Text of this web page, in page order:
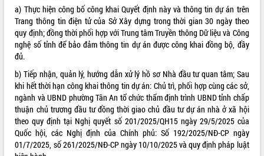
Phó Chủ tịch UBND tỉnh Đắk Lắk
Trương Công Thái kiểm tra thực địa
Dự án cao tốc Khánh Hòa - Buôn Ma
Thuột
Định vị cà phê Việt Nam như một “di
sản sống” trong dòng chảy toàn cầu
Xây dựng nông thôn mới: Nâng cao đời
sống người dân từ những mô hình thiết
thực
Quyết liệt tháo gỡ vướng mắc, đẩy
nhanh tiến độ các dự án trọng điểm
trong Khu kinh tế Nam Phú Yên
a) Thực hiện công bố công khai Quyết định này và thông tin dự án trên
Trang thông tin điện tử của Sở Xây dựng trong thời gian 30 ngày theo
quy định; đồng thời phối hợp với Trung tâm Truyền thông Dữ liệu và Công
nghệ số tỉnh để bảo đảm thông tin dự án được công khai đồng bộ, đầy
đủ.
b) Tiếp nhận, quản lý, hướng dẫn xử lý hồ sơ Nhà đầu tư quan tâm; Sau
khi hết thời hạn công khai thông tin dự án: Chủ trì, phối hợp cùng các sở,
ngành và UBND phường Tân An tổ chức thẩm định trình UBND tỉnh chấp
thuận chủ trương đầu tư đồng thời giao chủ đầu tư dự án nhà ở xã hội
theo quy định tại Nghị quyết số 201/2025/QH15 ngày 29/5/2025 của
Quốc hội, các Nghị định của Chính phủ: Số 192/2025/NĐ-CP ngày
01/7/2025, số 261/2025/NĐ-CP ngày 10/10/2025 và quy định pháp luật